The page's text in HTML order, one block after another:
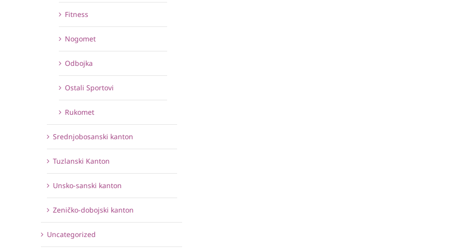
Fitness
Nogomet
Odbojka
Ostali Sportovi
Rukomet
Srednjobosanski kanton
Tuzlanski Kanton
Unsko-sanski kanton
Zeničko-dobojski kanton
Uncategorized